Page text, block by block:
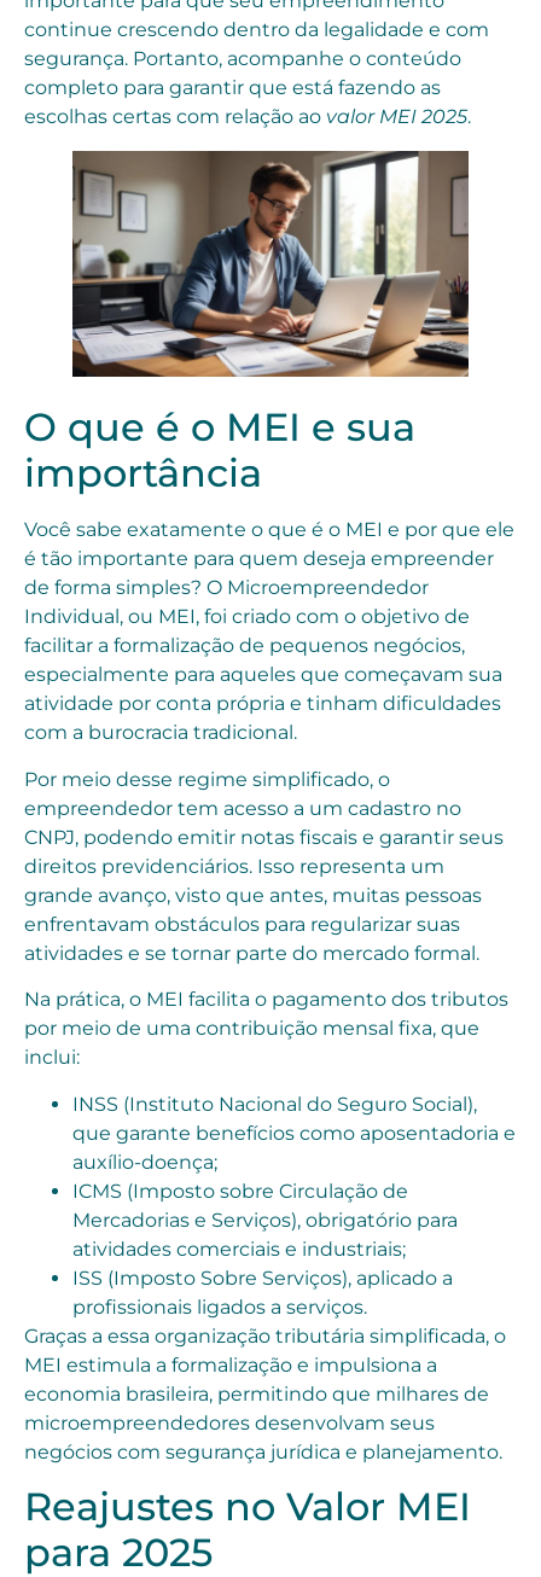
continue crescendo dentro da legalidade e com
segurança. Portanto, acompanhe o conteúdo
completo para garantir que está fazendo as
escolhas certas com relação ao valor MEI 2025.
O que é o MEI e sua
importância
Você sabe exatamente o que é o MEI e por que ele
é tão importante para quem deseja empreender
de forma simples? O Microempreendedor
Individual, ou MEI, foi criado com o objetivo de
facilitar a formalização de pequenos negócios,
especialmente para aqueles que começavam sua
atividade por conta própria e tinham dificuldades
com a burocracia tradicional.
Por meio desse regime simplificado, o
empreendedor tem acesso a um cadastro no
CNPJ, podendo emitir notas fiscais e garantir seus
direitos previdenciários. Isso representa um
grande avanço, visto que antes, muitas pessoas
enfrentavam obstáculos para regularizar suas
atividades e se tornar parte do mercado formal.
Na prática, o MEI facilita o pagamento dos tributos
por meio de uma contribuição mensal fixa, que
inclui:
INSS (Instituto Nacional do Seguro Social),
que garante benefícios como aposentadoria e
auxílio-doença;
ICMS (Imposto sobre Circulação de
Mercadorias e Serviços), obrigatório para
atividades comerciais e industriais;
ISS (Imposto Sobre Serviços), aplicado a
profissionais ligados a serviços.
Graças a essa organização tributária simplificada, o
MEI estimula a formalização e impulsiona a
economia brasileira, permitindo que milhares de
microempreendedores desenvolvam seus
negócios com segurança jurídica e planejamento.
Reajustes no Valor MEI
para 2025